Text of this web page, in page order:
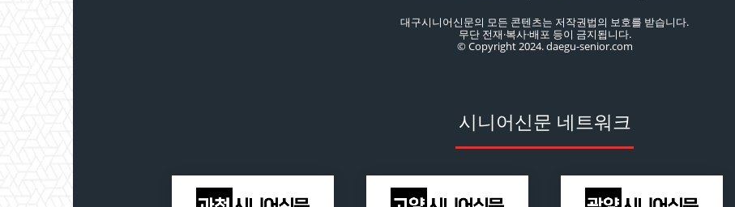
대구시니어신문의 모든 콘텐츠는 저작권법의 보호를 받습니다.
무단 전재·복사·배포 등이 금지됩니다.
© Copyright 2024. daegu-senior.com
시니어신문 네트워크